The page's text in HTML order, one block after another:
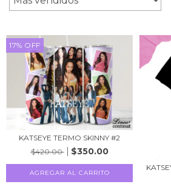
17% OFF
KATSEYE TERMO SKINNY #2
$420.00
$350.00
AGREGAR AL CARRITO